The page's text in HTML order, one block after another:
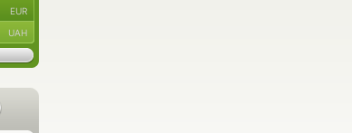
EUR
UAH